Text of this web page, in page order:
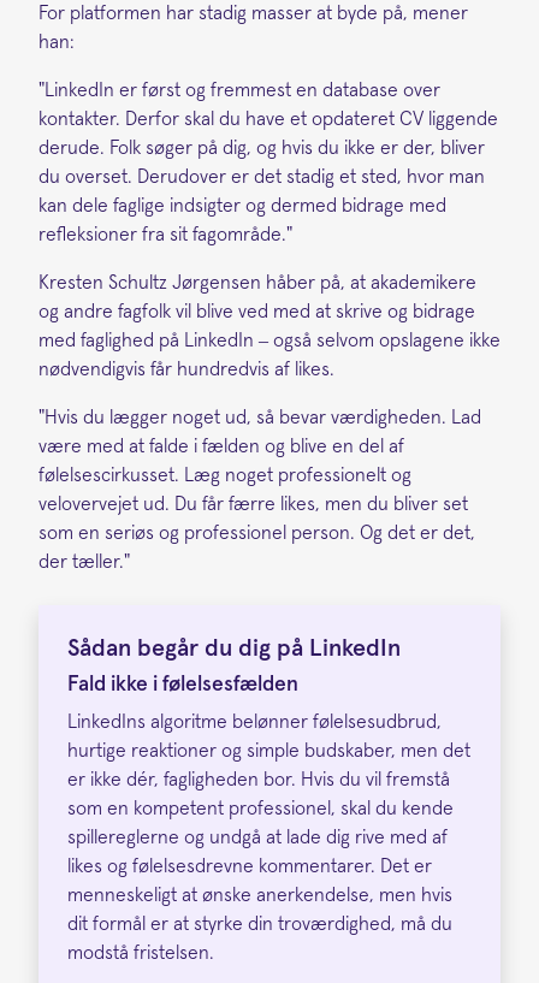
For platformen har stadig masser at byde på, mener
han:
"LinkedIn er først og fremmest en database over
kontakter. Derfor skal du have et opdateret CV liggende
derude. Folk søger på dig, og hvis du ikke er der, bliver
du overset. Derudover er det stadig et sted, hvor man
kan dele faglige indsigter og dermed bidrage med
refleksioner fra sit fagområde."
Kresten Schultz Jørgensen håber på, at akademikere
og andre fagfolk vil blive ved med at skrive og bidrage
med faglighed på LinkedIn – også selvom opslagene ikke
nødvendigvis får hundredvis af likes.
"Hvis du lægger noget ud, så bevar værdigheden. Lad
være med at falde i fælden og blive en del af
følelsescirkusset. Læg noget professionelt og
velovervejet ud. Du får færre likes, men du bliver set
som en seriøs og professionel person. Og det er det,
der tæller."
Sådan begår du dig på LinkedIn
Fald ikke i følelsesfælden
LinkedIns algoritme belønner følelsesudbrud,
hurtige reaktioner og simple budskaber, men det
er ikke dér, fagligheden bor. Hvis du vil fremstå
som en kompetent professionel, skal du kende
spillereglerne og undgå at lade dig rive med af
likes og følelsesdrevne kommentarer. Det er
menneskeligt at ønske anerkendelse, men hvis
dit formål er at styrke din troværdighed, må du
modstå fristelsen.